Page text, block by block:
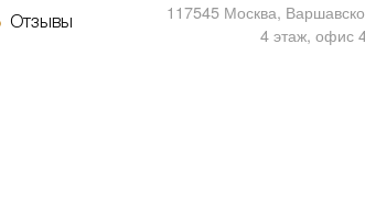
Отзывы
117545 Москва,
4 этаж, офис